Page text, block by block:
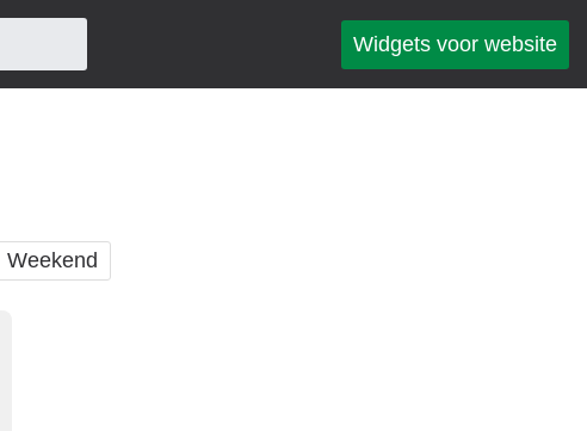
Widgets voor website
Weekend